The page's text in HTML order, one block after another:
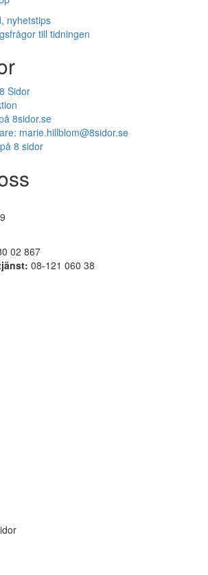
nyhetstips
till tidningen
Sidor
8sidor.se
marie.hillblom@8sidor.se
8 sidor
02 867
08-121 060 38